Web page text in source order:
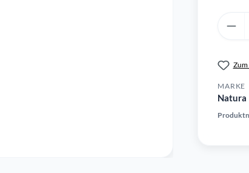
MARKE
Natura